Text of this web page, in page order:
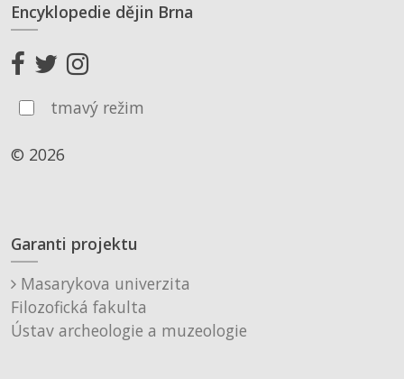
Encyklopedie dějin Brna
tmavý režim
© 2026
Garanti projektu
Masarykova univerzita
Filozofická fakulta
Ústav archeologie a muzeologie